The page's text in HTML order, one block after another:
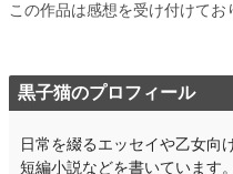
初回公開日時 2020.05.26 09:09
月間ポイント 743 pt (28,423 位)
累計ポイント 172,380 pt (21,935
この作品は感想を受け付けてお
黒子猫のプロフィール
日常を綴るエッセイや乙女向
短編小説などを書いています